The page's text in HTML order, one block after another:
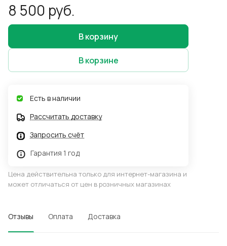
8 500 руб.
В корзину
В корзине
Есть в наличии
Рассчитать доставку
Запросить счёт
Гарантия 1 год
Цена действительна только для интернет-магазина и
может отличаться от цен в розничных магазинах
Отзывы Оплата Доставка